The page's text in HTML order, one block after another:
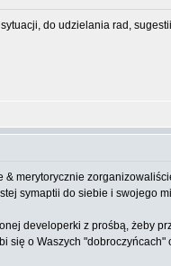
do udzielania rad,
& merytorycznie
symaptii do siebie i swojego
developerki z prośbą, żeby
o Waszych "dobroczyńcach"